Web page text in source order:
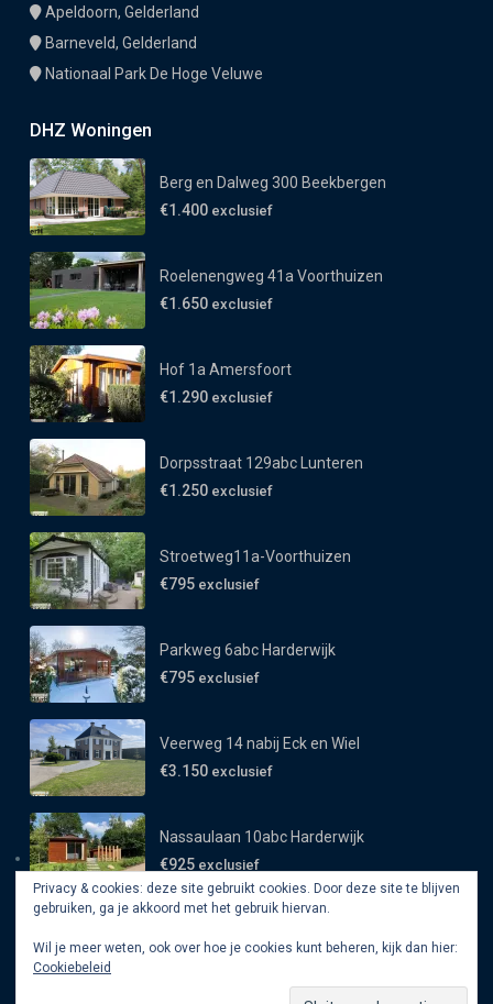
Apeldoorn, Gelderland
Barneveld, Gelderland
Nationaal Park De Hoge Veluwe
DHZ Woningen
Berg en Dalweg 300 Beekbergen
€1.400 exclusief
Roelenengweg 41a Voorthuizen
€1.650 exclusief
Hof 1a Amersfoort
€1.290 exclusief
Dorpsstraat 129abc Lunteren
€1.250 exclusief
Stroetweg11a-Voorthuizen
€795 exclusief
Parkweg 6abc Harderwijk
€795 exclusief
Veerweg 14 nabij Eck en Wiel
€3.150 exclusief
Nassaulaan 10abc Harderwijk
€925 exclusief
Copyright All Rights Reserved 2019
Privacy & cookies: deze site gebruikt cookies. Door deze site te blijven
gebruiken, ga je akkoord met het gebruik hiervan.
Wil je meer weten, ook over hoe je cookies kunt beheren, kijk dan hier:
Cookiebeleid